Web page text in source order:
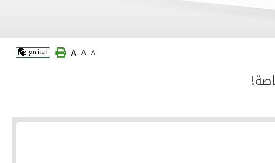
A
A
A استمع